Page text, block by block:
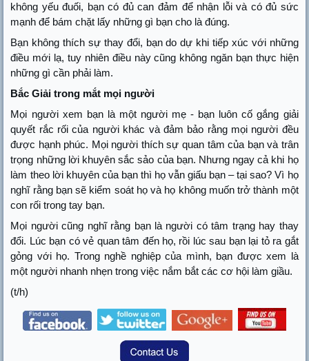
không yếu đuối, bạn có đủ can đảm để nhận lỗi và có đủ sức
mạnh để bám chặt lấy những gì bạn cho là đúng.
Bạn không thích sự thay đổi, bạn do dự khi tiếp xúc với những
điều mới lạ, tuy nhiên điều này cũng không ngăn bạn thực hiện
những gì cần phải làm.
Bắc Giải trong mắt mọi người
Mọi người xem bạn là một người mẹ - bạn luôn cố gắng giải
quyết rắc rối của người khác và đảm bảo rằng mọi người đều
được hạnh phúc. Mọi người thích sự quan tâm của bạn và trân
trọng những lời khuyên sắc sảo của bạn. Nhưng ngay cả khi họ
làm theo lời khuyên của bạn thì họ vẫn giấu bạn – tại sao? Vì họ
nghĩ rằng bạn sẽ kiểm soát họ và họ không muốn trở thành một
con rối trong tay bạn.
Mọi người cũng nghĩ rằng bạn là người có tâm trạng hay thay
đổi. Lúc bạn có vẻ quan tâm đến họ, rồi lúc sau bạn lại tỏ ra gắt
gỏng với họ. Trong nghề nghiệp của mình, bạn được xem là
một người nhanh nhẹn trong việc nắm bắt các cơ hội làm giầu.
(t/h)